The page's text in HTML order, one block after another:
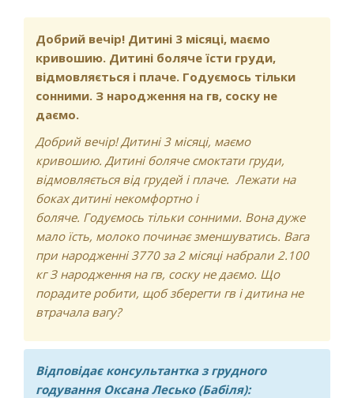
через 2,3,4 години... Ми на ГВ... Даю - не
хоче... Почав зригувати жовтим... Що
це може бути? Боюсь, що не
надається... Тому що пісяє у день 4-5
раз(
Добрий вечір! Дитині 3 місяці, маємо
кривошию. Дитині боляче їсти груди,
відмовляється і плаче. Годуємось тільки
сонними. З народження на гв, соску не
даємо.
Добрий вечір! Дитині 3 місяці, маємо
кривошию. Дитині боляче смоктати груди,
відмовляється від грудей і плаче. Лежати на
боках дитині некомфортно і
боляче. Годуємось тільки сонними. Вона дуже
мало їсть, молоко починає зменшуватись. Вага
при народженні 3770 за 2 місяці набрали 2.100
кг З народження на гв, соску не даємо. Що
порадите робити, щоб зберегти гв і дитина не
втрачала вагу?
Відповідає консультантка з грудного
годування Оксана Лесько (Бабіля):